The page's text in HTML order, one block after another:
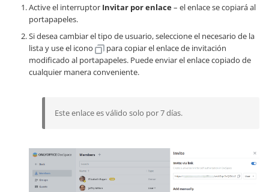
Active el interruptor Invitar por enlace– el enlace se copiará al
portapapeles.
Si desea cambiar el tipo de usuario, seleccione el necesario de la
lista y use el icono
para copiar el enlace de invitación
modificado al portapapeles. Puede enviar el enlace copiado de
cualquier manera conveniente.
Este enlace es válido solo por 7 días.